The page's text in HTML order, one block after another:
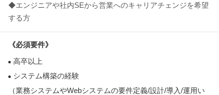
◆エンジニアや社内SEから営業へのキャリアチェンジを希望
する方
《必須要件》
高卒以上
システム構築の経験
（業務システムやWebシステムの要件定義/設計/導入/運用い